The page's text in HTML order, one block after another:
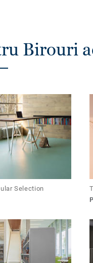
Birouri
Selection